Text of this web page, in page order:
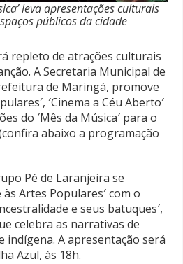
leva apresentações culturais
públicos da cidade
repleto de atrações culturais
A Secretaria Municipal de
de Maringá, promove
′Cinema a Céu Aberto′
do ′Mês da Música′ para o
abaixo a programação
Pé de Laranjeira se
Artes Populares′ com o
e seus batuques′,
celebra as narrativas de
indígena. A apresentação será
Azul, às 18h.